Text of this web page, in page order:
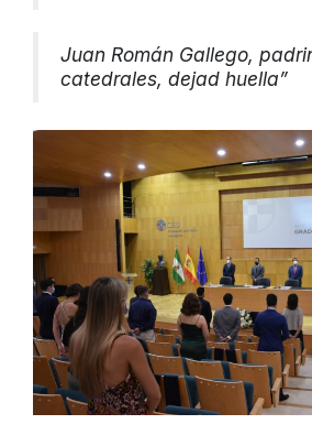
Juan Román Gallego,
catedrales, dejad huella”